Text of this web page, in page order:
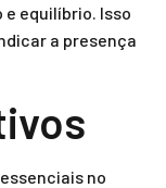
equilíbrio. Isso
a presença
no